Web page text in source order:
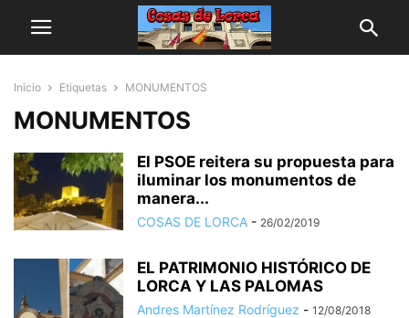
Inicio Etiquetas MONUMENTOS
MONUMENTOS
El PSOE reitera su propuesta para
iluminar los monumentos de
manera...
COSAS DE LORCA - 26/02/2019
EL PATRIMONIO HISTÓRICO DE
LORCA Y LAS PALOMAS
Andres Martínez Rodríguez - 12/08/2018